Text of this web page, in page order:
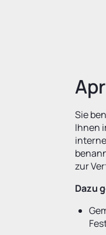
Sie
Ihnen
zur
Dazu